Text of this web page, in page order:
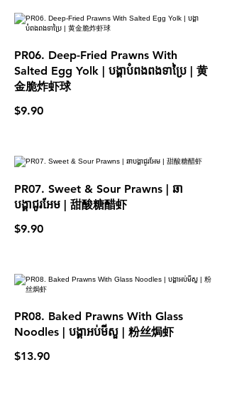
PR06. Deep-Fried Prawns With
Salted Egg Yolk | បង្គាបំពងពងទាប្រៃ | 黄
金脆炸虾球
$9.90
PR07. Sweet & Sour Prawns | ឆា
បង្គាជូរអែម​ | 甜酸糖醋虾
$9.90
PR08. Baked Prawns With Glass
Noodles | បង្គាអប់មីសួ | 粉丝焗虾
$13.90